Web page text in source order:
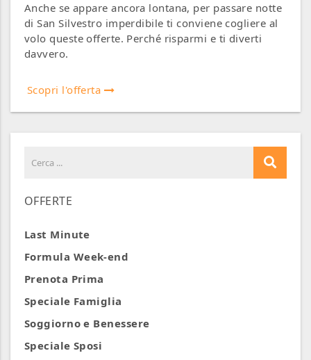
Anche se appare ancora lontana, per passare notte
di San Silvestro imperdibile ti conviene cogliere al
volo queste offerte. Perché risparmi e ti diverti
davvero.
Scopri l'offerta
OFFERTE
Last Minute
Formula Week-end
Prenota Prima
Speciale Famiglia
Soggiorno e Benessere
Speciale Sposi